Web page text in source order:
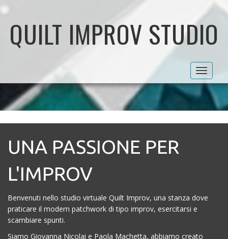
QUILT IMPROV STUDIO
Toggle
UNA PASSIONE PER
L'IMPROV
Benvenuti nello studio virtuale Quilt Improv, una stanza dove
praticare il modern patchwork di tipo improv, esercitarsi e
scambiare spunti.
Siamo Giovanna Nicolai e Paola Machetta, abbiamo creato